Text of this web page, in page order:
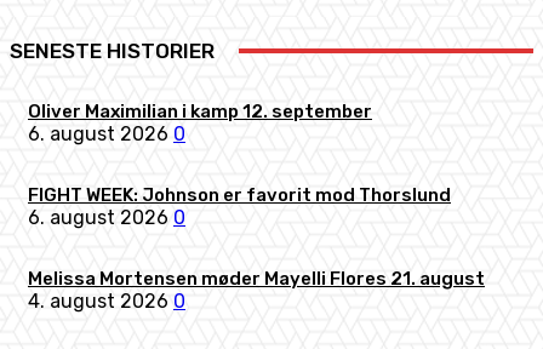
SENESTE HISTORIER
Oliver Maximilian i kamp 12. september
6. august 2026 0
FIGHT WEEK: Johnson er favorit mod Thorslund
6. august 2026 0
Melissa Mortensen møder Mayelli Flores 21. august
4. august 2026 0